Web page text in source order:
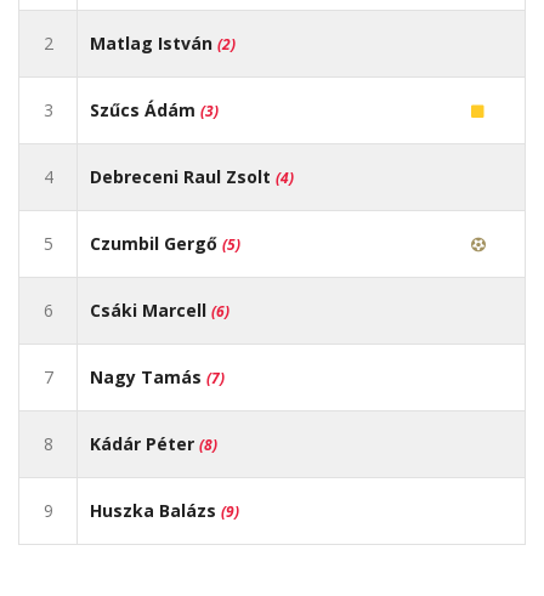
2 Matlag István (2)
3 Szűcs Ádám (3)
4 Debreceni Raul Zsolt (4)
5 Czumbil Gergő (5)
6 Csáki Marcell (6)
7 Nagy Tamás (7)
8 Kádár Péter (8)
9 Huszka Balázs (9)